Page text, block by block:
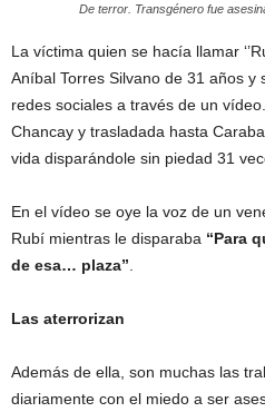
De terror. Transgénero fue
La víctima quien se hacía llamar
Aníbal Torres Silvano de 31 años y
redes sociales a través de un
Chancay y trasladada hasta
vida disparándole sin piedad 31
En el vídeo se oye la voz de un
Rubí mientras le disparaba “Para
de esa… plaza”
Las aterrorizan
Además de ella, son muchas las
diariamente con el miedo a ser